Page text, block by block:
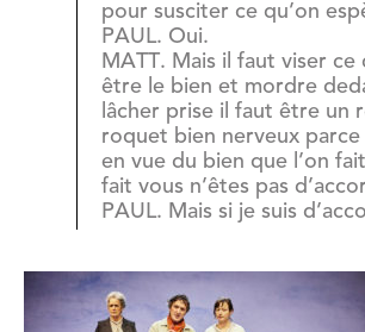
pour susciter ce qu’on
PAUL. Oui.
MATT. Mais il faut viser ce
être le bien et mordre
lâcher prise il faut être un
roquet bien nerveux parce
en vue du bien que l’on
fait vous n’êtes pas
PAUL. Mais si je suis